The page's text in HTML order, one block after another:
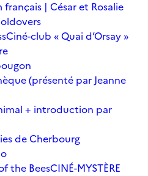
| César et Rosalie
Ciné-club « Quai d’Orsay »
(présenté par Jeanne
+ introduction par
de Cherbourg
the BeesCINÉ-MYSTÈRE